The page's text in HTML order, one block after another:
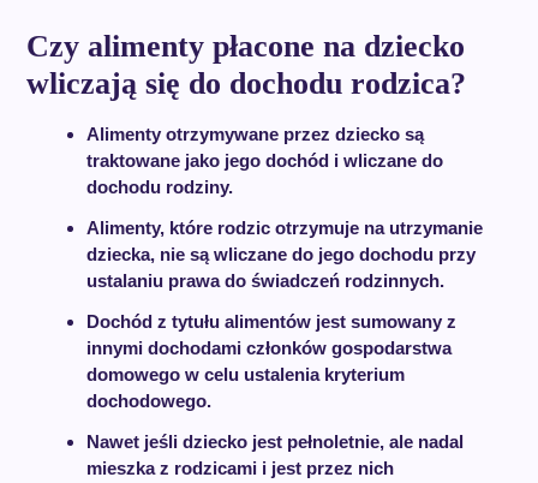
Czy alimenty płacone na dziecko
wliczają się do dochodu rodzica?
Alimenty otrzymywane przez dziecko są
traktowane jako jego dochód i wliczane do
dochodu rodziny.
Alimenty, które rodzic otrzymuje na utrzymanie
dziecka, nie są wliczane do jego dochodu przy
ustalaniu prawa do świadczeń rodzinnych.
Dochód z tytułu alimentów jest sumowany z
innymi dochodami członków gospodarstwa
domowego w celu ustalenia kryterium
dochodowego.
Nawet jeśli dziecko jest pełnoletnie, ale nadal
mieszka z rodzicami i jest przez nich